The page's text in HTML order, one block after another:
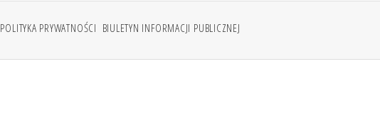
POLITYKA PRYWATNOŚCI BIULETYN INFORMACJI PUBLICZNEJ